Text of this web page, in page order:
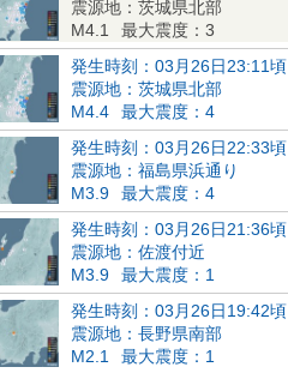
震源地：茨城県北部
M4.1
最大震度：3
発生時刻：03月26日23:11頃
震源地：茨城県北部
M4.4
最大震度：4
発生時刻：03月26日22:33頃
震源地：福島県浜通り
M3.9
最大震度：4
発生時刻：03月26日21:36頃
震源地：佐渡付近
M3.9
最大震度：1
発生時刻：03月26日19:42頃
震源地：長野県南部
M2.1
最大震度：1